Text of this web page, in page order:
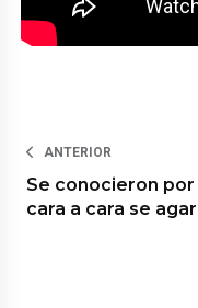
ANTERIOR
Se conocieron
cara a cara se